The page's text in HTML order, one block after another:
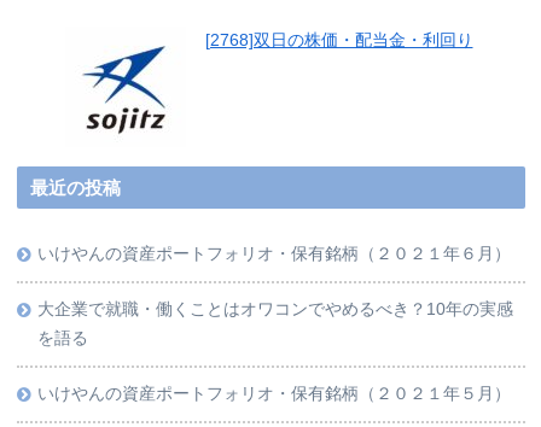
[2768]双日の株価・配当金・利回り
最近の投稿
いけやんの資産ポートフォリオ・保有銘柄（２０２１年６月）
大企業で就職・働くことはオワコンでやめるべき？10年の実感
を語る
いけやんの資産ポートフォリオ・保有銘柄（２０２１年５月）